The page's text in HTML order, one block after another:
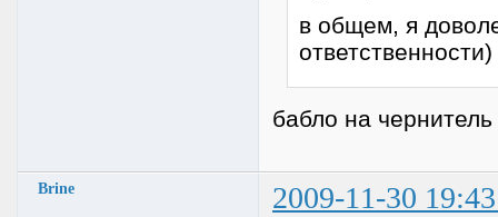
в общем, я
ответственности)
бабло на
Brine 2009-11-30